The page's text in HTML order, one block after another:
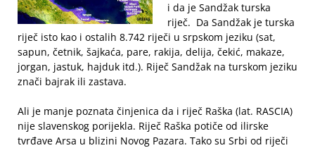
i da je Sandžak turska
riječ. Da Sandžak je turska
riječ isto kao i ostalih 8.742 riječi u srpskom jeziku (sat,
sapun, četnik, šajkaća, pare, rakija, delija, čekić, makaze,
jorgan, jastuk, hajduk itd.). Riječ Sandžak na turskom jeziku
znači bajrak ili zastava.
Ali je manje poznata činjenica da i riječ Raška (lat. RASCIA)
nije slavenskog porijekla. Riječ Raška potiče od ilirske
tvrđave Arsa u blizini Novog Pazara. Tako su Srbi od riječi